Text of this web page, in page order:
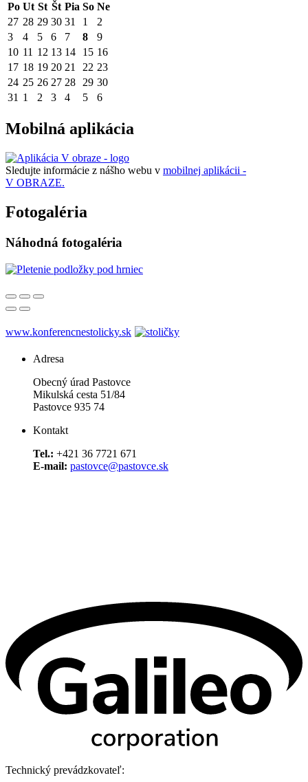
Po Ut St Št Pia So Ne
27 28 29 30 31 1
2
3
4 5 6 7 8
9
10 11 12 13 14 15 16
17 18 19 20 21 22 23
24 25 26 27 28 29 30
31 1 2 3 4 5 6
Mobilná aplikácia
Sledujte informácie z nášho webu v mobilnej aplikácii -
V OBRAZE.
Fotogaléria
Náhodná fotogaléria
www.konferencnestolicky.sk
Adresa
Obecný úrad Pastovce
Mikulská cesta 51/84
Pastovce 935 74
Kontakt
Tel.: +421 36 7721 671
E-mail: pastovce@pastovce.sk
Technický prevádzkovateľ: